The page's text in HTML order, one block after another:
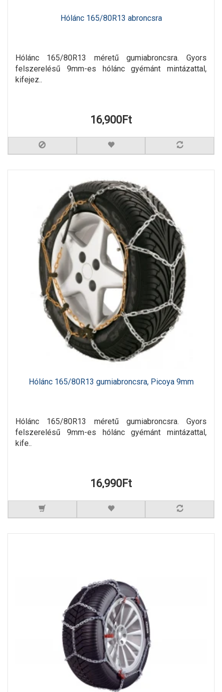
Hólánc 165/80R13 abroncsra
Hólánc 165/80R13 méretű gumiabroncsra. Gyors
felszerelésű 9mm-es hólánc gyémánt mintázattal,
kifejez..
16,900Ft
Hólánc 165/80R13 gumiabroncsra, Picoya 9mm
Hólánc 165/80R13 méretű gumiabroncsra. Gyors
felszerelésű 9mm-es hólánc gyémánt mintázattal,
kife..
16,990Ft